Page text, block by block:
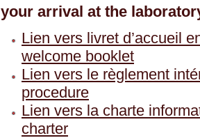
your arrival at the
Lien vers livret d’accueil
welcome booklet
Lien vers le règlement
procedure
Lien vers la charte
charter